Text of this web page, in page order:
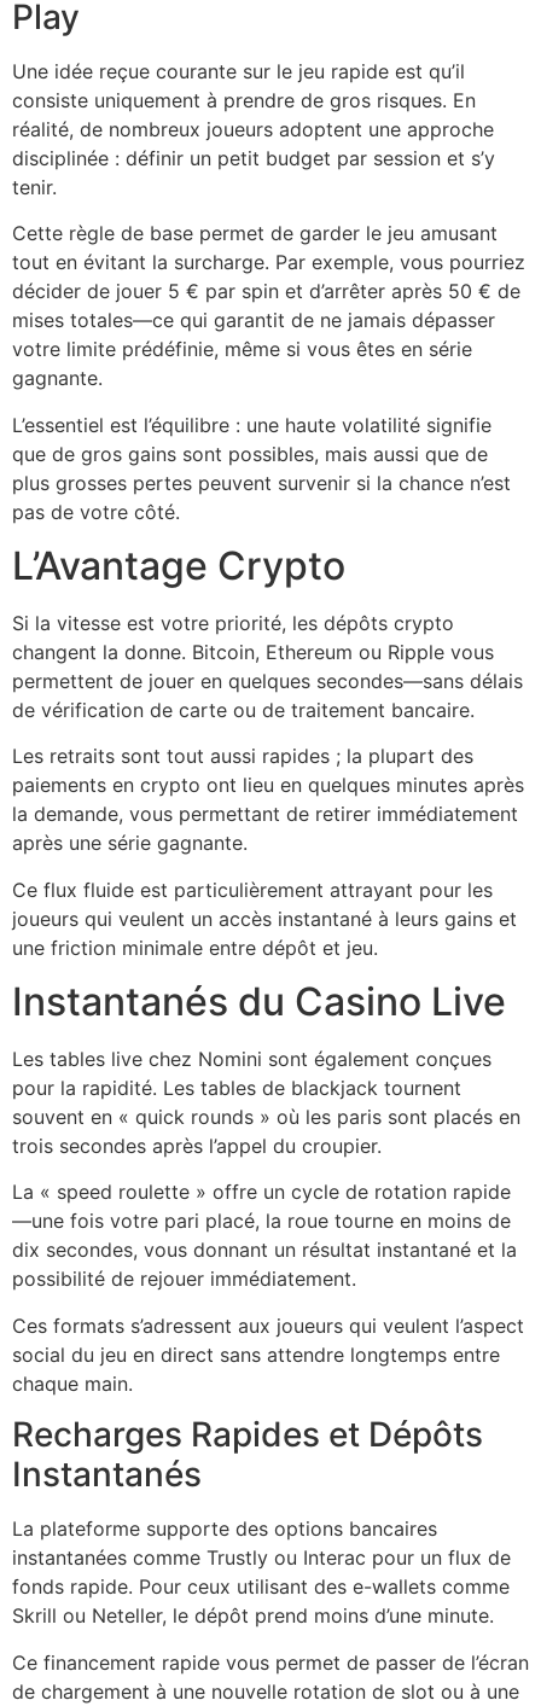
Play
Une idée reçue courante sur le jeu rapide est qu’il
consiste uniquement à prendre de gros risques. En
réalité, de nombreux joueurs adoptent une approche
disciplinée : définir un petit budget par session et s’y
tenir.
Cette règle de base permet de garder le jeu amusant
tout en évitant la surcharge. Par exemple, vous pourriez
décider de jouer 5 € par spin et d’arrêter après 50 € de
mises totales—ce qui garantit de ne jamais dépasser
votre limite prédéfinie, même si vous êtes en série
gagnante.
L’essentiel est l’équilibre : une haute volatilité signifie
que de gros gains sont possibles, mais aussi que de
plus grosses pertes peuvent survenir si la chance n’est
pas de votre côté.
L’Avantage Crypto
Si la vitesse est votre priorité, les dépôts crypto
changent la donne. Bitcoin, Ethereum ou Ripple vous
permettent de jouer en quelques secondes—sans délais
de vérification de carte ou de traitement bancaire.
Les retraits sont tout aussi rapides ; la plupart des
paiements en crypto ont lieu en quelques minutes après
la demande, vous permettant de retirer immédiatement
après une série gagnante.
Ce flux fluide est particulièrement attrayant pour les
joueurs qui veulent un accès instantané à leurs gains et
une friction minimale entre dépôt et jeu.
Instantanés du Casino Live
Les tables live chez Nomini sont également conçues
pour la rapidité. Les tables de blackjack tournent
souvent en « quick rounds » où les paris sont placés en
trois secondes après l’appel du croupier.
La « speed roulette » offre un cycle de rotation rapide
—une fois votre pari placé, la roue tourne en moins de
dix secondes, vous donnant un résultat instantané et la
possibilité de rejouer immédiatement.
Ces formats s’adressent aux joueurs qui veulent l’aspect
social du jeu en direct sans attendre longtemps entre
chaque main.
Recharges Rapides et Dépôts
Instantanés
La plateforme supporte des options bancaires
instantanées comme Trustly ou Interac pour un flux de
fonds rapide. Pour ceux utilisant des e-wallets comme
Skrill ou Neteller, le dépôt prend moins d’une minute.
Ce financement rapide vous permet de passer de l’écran
de chargement à une nouvelle rotation de slot ou à une